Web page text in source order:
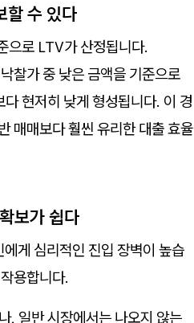
할 수 있다
으로 LTV가 산정됩니다.
찰가 중 낮은 금액을 기준으로
현저히 낮게 형성됩니다. 이 경
매매보다 훨씬 유리한 대출 효율
보가 쉽다
게 심리적인 진입 장벽이 높습
용합니다.
, 일반 시장에서는 나오지 않는